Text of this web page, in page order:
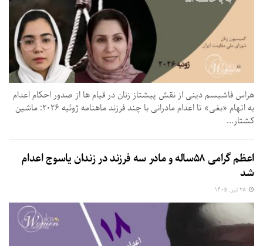
هراس فاشیسم دینی از نقش پیشتاز زنان در قیام ها از صدور احکام اعدام
به اتهام «بغی» تا اعدام مادرانی با چند فرزند ماهنامه ژوئیه ۲۰۲۶: ماشین
کشتار...
اعظم گرامی ۵۸ساله و مادر سه فرزند در زندان یاسوج اعدام
شد